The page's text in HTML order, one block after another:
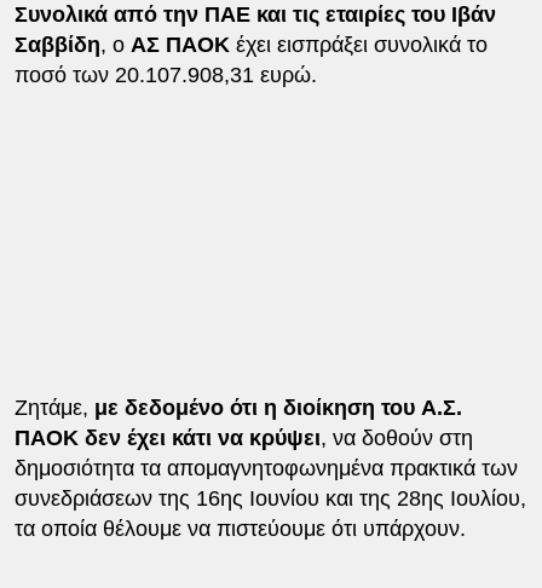
Συνολικά από την ΠΑΕ και τις εταιρίες του Ιβάν
Σαββίδη, ο ΑΣ ΠΑΟΚ έχει εισπράξει συνολικά το
ποσό των 20.107.908,31 ευρώ.
Ζητάμε, με δεδομένο ότι η διοίκηση του Α.Σ.
ΠΑΟΚ δεν έχει κάτι να κρύψει, να δοθούν στη
δημοσιότητα τα απομαγνητοφωνημένα πρακτικά των
συνεδριάσεων της 16ης Ιουνίου και της 28ης Ιουλίου,
τα οποία θέλουμε να πιστεύουμε ότι υπάρχουν.